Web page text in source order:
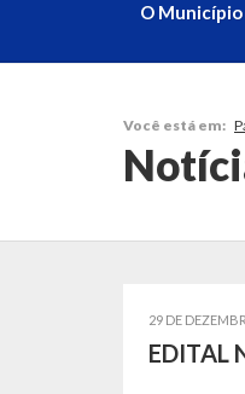
O Município
Você está em:
29 DE
EDITAL